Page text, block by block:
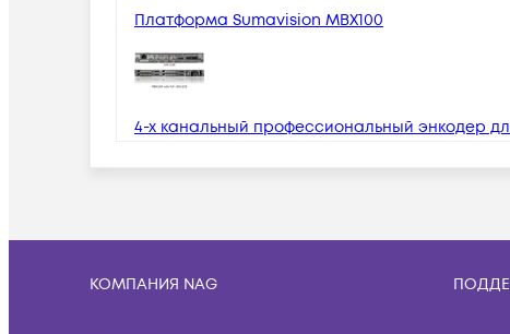
Платформа Sumavision MBX100
4-х канальный профессиональный энкодер
КОМПАНИЯ NAG